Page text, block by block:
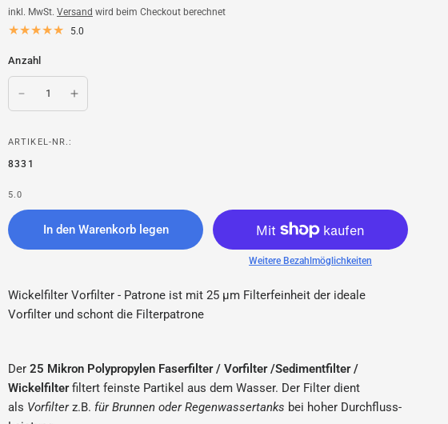
inkl. MwSt. Versand wird beim Checkout berechnet
5.0
Anzahl
ARTIKEL-NR.:
8331
5.0
In den Warenkorb legen
Weitere Bezahlmöglichkeiten
Wickelfilter Vorfilter - Patrone ist mit 25 µm Filterfeinheit der ideale
Vorfilter und schont die Filterpatrone
Der 25 Mikron Polypropylen Faserfilter / Vorfilter /Sedimentfilter /
Wickelfilter filtert feinste Partikel aus dem Wasser. Der Filter dient
als Vorfilter z.B. für Brunnen oder Regenwassertanks bei hoher Durchfluss-